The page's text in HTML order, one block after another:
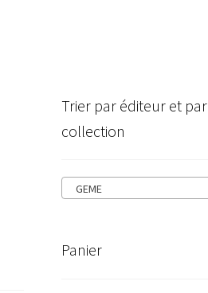
Trier par éditeur et par
collection
GEME
Panier